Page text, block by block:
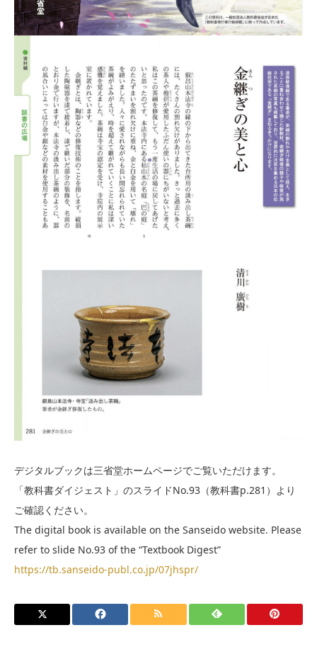
デジタルブックは三省堂ホームページでご覧いただけます。
「教科書ダイジェスト」のスライドNo.93（教科書p.281）より
ご確認ください。
The digital book is available on the Sanseido website. Please
refer to slide No.93 of the “Textbook Digest”
https://tb.sanseido-publ.co.jp/07jhspr/